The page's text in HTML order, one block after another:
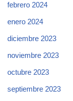
febrero 2024
enero 2024
diciembre 2023
noviembre 2023
octubre 2023
septiembre 2023